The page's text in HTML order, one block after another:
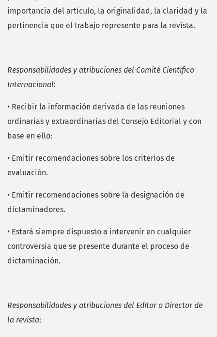
importancia del artículo, la originalidad, la claridad y la
pertinencia que el trabajo represente para la revista.
Responsabilidades y atribuciones del Comité Científico
Internacional:
• Recibir la información derivada de las reuniones
ordinarias y extraordinarias del Consejo Editorial y con
base en ello:
• Emitir recomendaciones sobre los criterios de
evaluación.
• Emitir recomendaciones sobre la designación de
dictaminadores.
• Estará siempre dispuesto a intervenir en cualquier
controversia que se presente durante el proceso de
dictaminación.
Responsabilidades y atribuciones del Editor o Director de
la revista: